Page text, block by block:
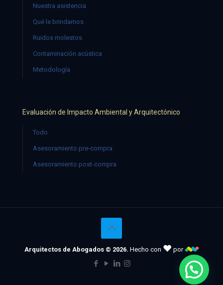
Nuestra asistencia
Qué le brindamos
Ruidos molestos
Contaminación acústica
Metodología
Evaluación de Impacto Ambiental y Arquitectónico
Todo
Asesoramiento pre-compra
Asesoramiento post-compra
Arquitectos de Abogados © 2026. Hecho con ♥ por